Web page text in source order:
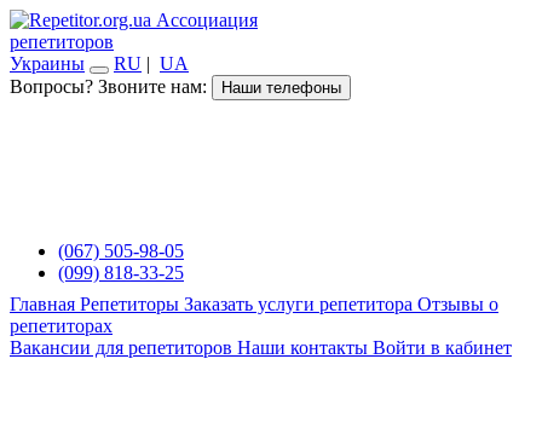
Ассоциация
репетиторов
Украины
RU | UA
Вопросы? Звоните нам:
Наши телефоны
(067) 505-98-05
(099) 818-33-25
Главная Репетиторы Заказать услуги репетитора Отзывы о
репетиторах
Вакансии для репетиторов Наши контакты Войти в кабинет